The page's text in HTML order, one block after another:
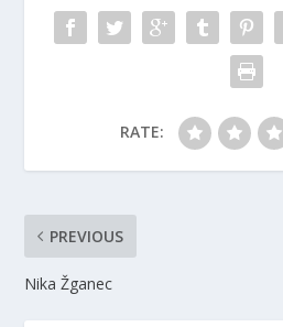
RATE:
PREVIOUS
Nika Žganec